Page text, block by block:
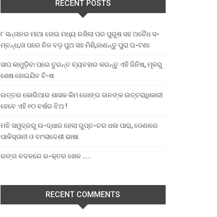
RECENT POSTS
୮ ସନ୍ତାନର ମାଆ ହୋଇ ମଧ୍ୟ ରଖିଲା ପର ପୁରୁଷ ସହ ଅବୈଧ ସ-
ମ୍ବନ୍ଧ,ତା ପରେ ନିଜ ବଡ଼ ପୁଅ ସହ ମିଶି,ଜାଣନ୍ତୁ ପୁରା ଘ-ଟଣା
ସାପ କାମୁଡ଼ିବା ପରେ ତୁରନ୍ତ ବ୍ୟବହାର କରନ୍ତୁ ଏହି ଜିନିଷ, ମୂଳରୁ
ଶେଷ ହୋଇଯିବ ବି-ଷ
ଉତ୍ତର କୋରିଆର ଶାସକ କିମ ଜୋଙ୍ଗ ଉନଙ୍କ ଉତ୍ତରାଧିକାରୀ
ହେବେ ଏହି ୧୦ ବର୍ଷର ଝିଅ !
ମଝି ସମୁଦ୍ରରୁ ଉ-ଦ୍ଧାର ହେଲା ଗୁପ୍ତ-ଚର ଧଳା ପାରା, ଡେଣାରେ
ପାକିସ୍ତାନୀ ଓ ବାଂଲାଦେଶୀ ଭାଷା
ରଙ୍ଗ ବଦଳରେ ର-କ୍ତର ଖେଳ …..
RECENT COMMENTS